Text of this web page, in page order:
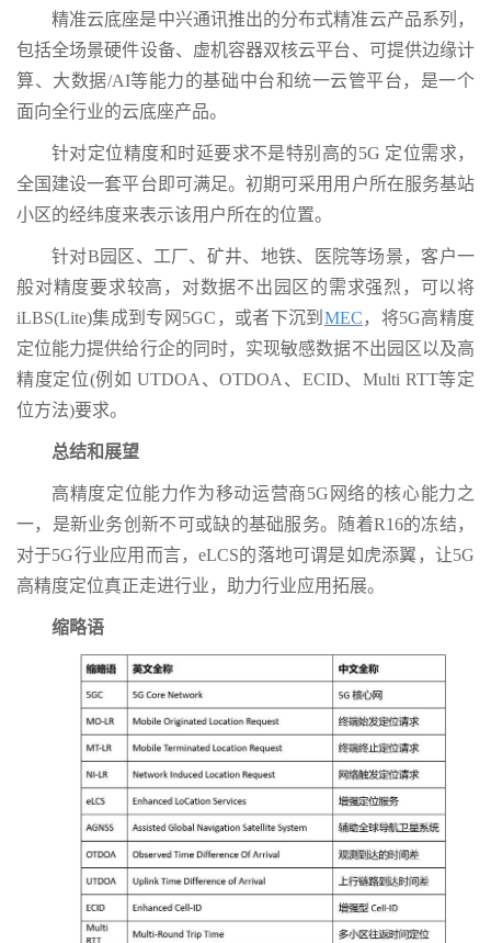
精准云底座是中兴通讯推出的分布式精准云产品系列，
包括全场景硬件设备、虚机容器双核云平台、可提供边缘计
算、大数据/AI等能力的基础中台和统一云管平台，是一个
面向全行业的云底座产品。
针对定位精度和时延要求不是特别高的5G 定位需求，
全国建设一套平台即可满足。初期可采用用户所在服务基站
小区的经纬度来表示该用户所在的位置。
针对B园区、工厂、矿井、地铁、医院等场景，客户一
般对精度要求较高，对数据不出园区的需求强烈，可以将
iLBS(Lite)集成到专网5GC，或者下沉到 MEC ，将5G高精度
定位能力提供给行企的同时，实现敏感数据不出园区以及高
精度定位(例如 UTDOA、OTDOA、ECID、Multi RTT等定
位方法)要求。
总结和展望
高精度定位能力作为移动运营商5G网络的核心能力之
一，是新业务创新不可或缺的基础服务。随着R16的冻结，
对于5G行业应用而言，eLCS的落地可谓是如虎添翼，让5G
高精度定位真正走进行业，助力行业应用拓展。
缩略语